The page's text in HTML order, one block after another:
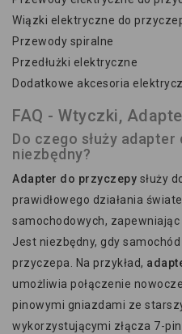
Wiązki elektryczne do
Przewody spiralne
Przedłużki elektryczne
Dodatkowe akcesoria
FAQ - Wtyczki,
Do czego służy
niezbędny?
Adapter do przyczepy służy
prawidłowego działania
samochodowych,
Jest niezbędny, gdy
przyczepa. Na przykład,
umożliwia połączenie
pinowymi gniazdami ze
wykorzystującymi złącza 7-